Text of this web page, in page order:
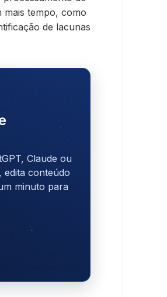
mais tempo, como
de lacunas
Claude ou
edita conteúdo
minuto para